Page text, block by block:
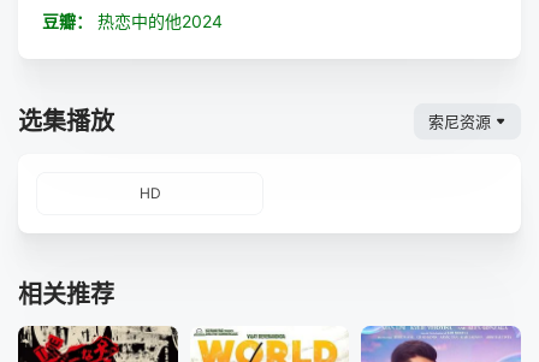
豆瓣：
热恋中的他2024
选集播放 索尼资源
HD
相关推荐